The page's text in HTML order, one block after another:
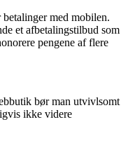
med mobilen.
et afbetalingstilbud som
pengene af flere
bør man utvivlsomt
ikke videre